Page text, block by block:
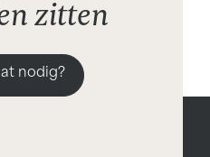
zitten
nodig?